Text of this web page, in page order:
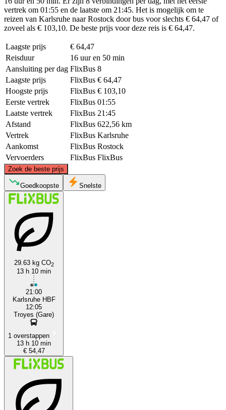
vertrek om 01:55 en de laatste om 21:45. Het is mogelijk om te
reizen van Karlsruhe naar Rostock door bus voor slechts € 64,47 of
zoveel als € 103,10. De beste prijs voor deze reis is € 64,47.
Laagste prijs
€ 64,47
Reisduur
16 uur en 50 min
Aansluiting per dag FlixBus 8
Laagste prijs
FlixBus € 64,47
Hoogste prijs
FlixBus € 103,10
Eerste vertrek
FlixBus 01:55
Laatste vertrek
FlixBus 21:45
Afstand
FlixBus 622,56 km
Vertrek
FlixBus Karlsruhe
Aankomst
FlixBus Rostock
Vervoerders
FlixBus FlixBus
Zoek de beste prijs
©CARTO
Goedkoopste Snelste
29.63 kg CO2
13 h 10 min
21:00
Karlsruhe HBF
12:05
Troyes (Gare)
1 overstappen
13 h 10 min
€ 54,47